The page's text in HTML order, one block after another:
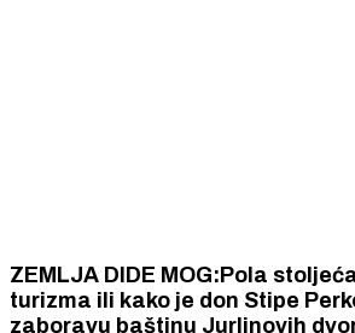
ZEMLJA DIDE MOG:Pola
turizma ili kako je don Stipe Perkov oteo
zaboravu baštinu Jurlinovih